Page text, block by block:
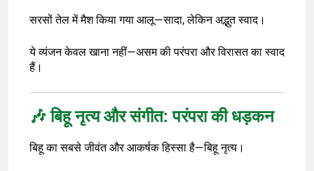
सरसों तेल में मैश किया गया आलू—सादा, लेकिन अद्भुत स्वाद।
ये व्यंजन केवल खाना नहीं—असम की परंपरा और विरासत का स्वाद
हैं।
🎶 बिहू नृत्य और संगीत: परंपरा की धड़कन
बिहू का सबसे जीवंत और आकर्षक हिस्सा है—बिहू नृत्य।